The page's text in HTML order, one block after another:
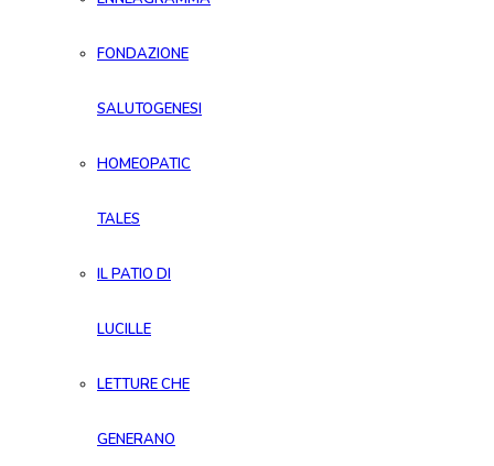
FONDAZIONE
SALUTOGENESI
HOMEOPATIC
TALES
IL PATIO DI
LUCILLE
LETTURE CHE
GENERANO